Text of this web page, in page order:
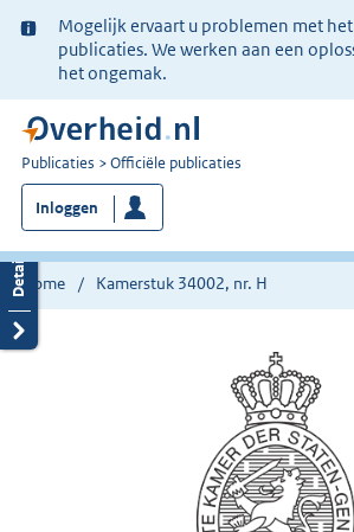
Ter
informatie:
Mogelijk ervaart u problemen met
publicaties. We werken aan een
het ongemak.
U
bent
nu
hier:
Publicaties Officiële publicaties
Inloggen
Home Kamerstuk 34002, nr. H